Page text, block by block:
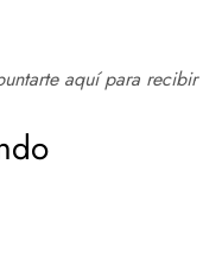
aquí para recibir